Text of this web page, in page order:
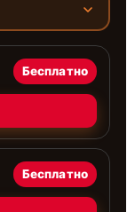
Бесплатно
Бесплатно